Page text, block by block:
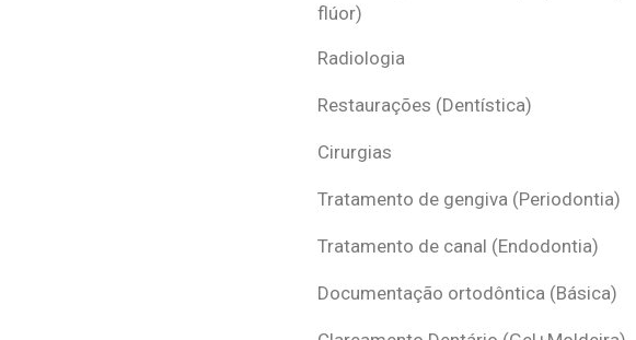
flúor)
Radiologia
Restaurações (Dentística)
Cirurgias
Tratamento de gengiva (Periodontia)
Tratamento de canal (Endodontia)
Documentação ortodôntica (Básica)